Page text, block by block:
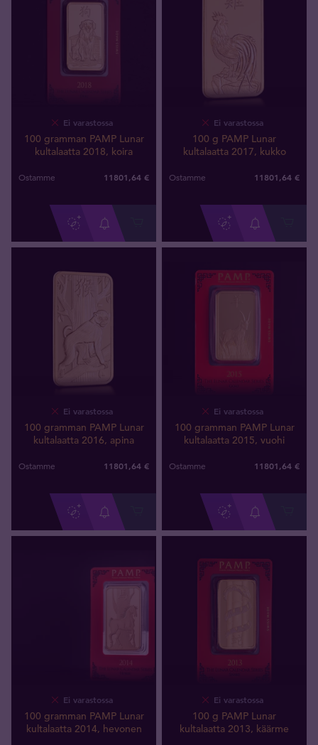
Ei varastossa
100 gramman PAMP Lunar
kultalaatta 2018, koira
Ostamme 11801,64 €
Ei varastossa
100 g PAMP Lunar
kultalaatta 2017, kukko
Ostamme 11801,64 €
Ei varastossa
100 gramman PAMP Lunar
kultalaatta 2016, apina
Ostamme 11801,64 €
Ei varastossa
100 gramman PAMP Lunar
kultalaatta 2015, vuohi
Ostamme 11801,64 €
Ei varastossa
100 gramman PAMP Lunar
kultalaatta 2014, hevonen
Ei varastossa
100 g PAMP Lunar
kultalaatta 2013, käärme